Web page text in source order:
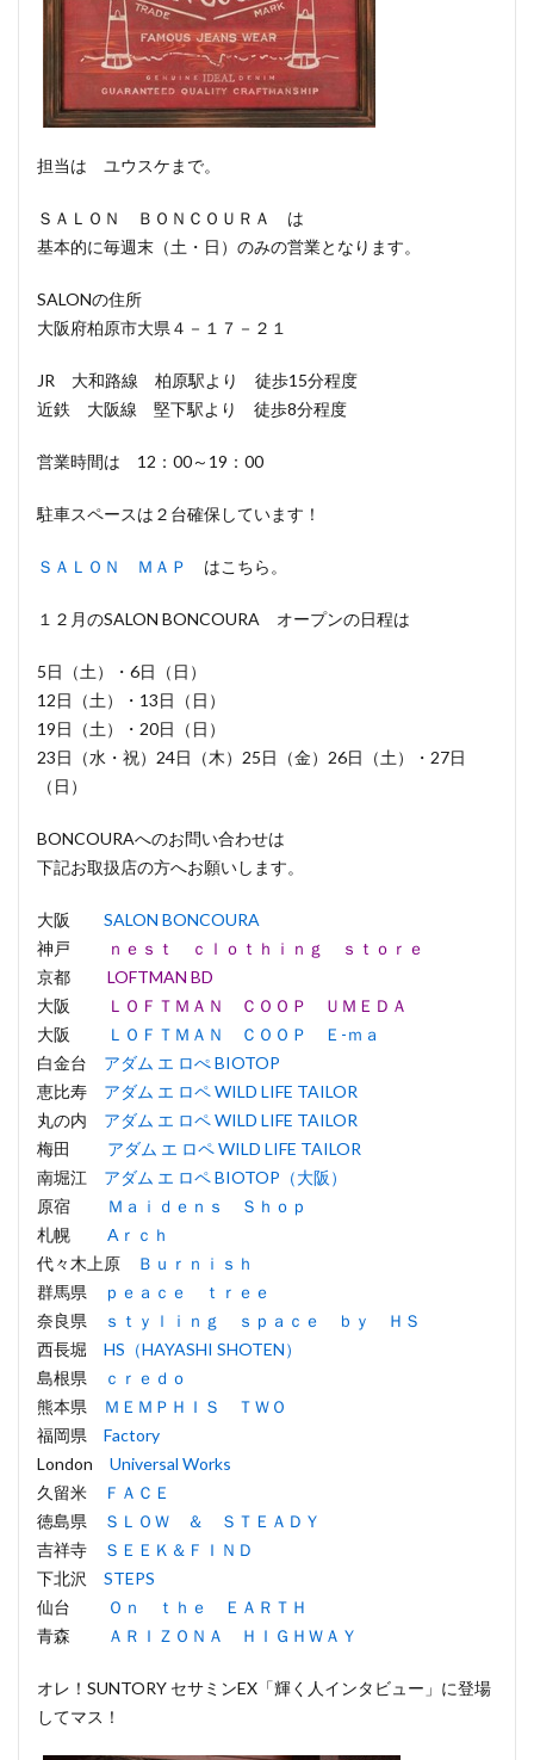
担当は ユウスケまで。
ＳＡＬＯＮ ＢＯＮＣＯＵＲＡ は
基本的に毎週末（土・日）のみの営業となります。
SALONの住所
大阪府柏原市大県４－１７－２１
JR 大和路線 柏原駅より 徒歩15分程度
近鉄 大阪線 堅下駅より 徒歩8分程度
営業時間は 12：00～19：00
駐車スペースは２台確保しています！
ＳＡＬＯＮ ＭＡＰ はこちら。
１２月のSALON BONCOURA オープンの日程は
5日（土）・6日（日）
12日（土）・13日（日）
19日（土）・20日（日）
23日（水・祝）24日（木）25日（金）26日（土）・27日
（日）
BONCOURAへのお問い合わせは
下記お取扱店の方へお願いします。
大阪 SALON BONCOURA
神戸
ｎｅｓｔ ｃｌｏｔｈｉｎｇ ｓｔｏｒｅ
京都 LOFTMAN BD
大阪
ＬＯＦＴＭＡＮ ＣＯＯＰ ＵＭＥＤＡ
大阪
ＬＯＦＴＭＡＮ ＣＯＯＰ Ｅ-ｍａ
白金台 アダム エ ロぺ BIOTOP
恵比寿 アダム エ ロペ WILD LIFE TAILOR
丸の内 アダム エ ロペ WILD LIFE TAILOR
梅田 アダム エ ロペ WILD LIFE TAILOR
南堀江 アダム エ ロペ BIOTOP（大阪）
原宿
Ｍａｉｄｅｎｓ Ｓｈｏｐ
札幌 Aｒｃｈ
代々木上原
Ｂｕｒｎｉｓｈ
群馬県
ｐｅａｃｅ ｔｒｅｅ
奈良県
ｓｔｙｌｉｎｇ ｓｐａｃｅ ｂｙ ＨＳ
西長堀 HS（HAYASHI SHOTEN）
島根県
ｃｒｅｄｏ
熊本県
ＭＥＭＰＨＩＳ ＴＷＯ
福岡県 Factory
London Universal Works
久留米
ＦＡＣＥ
徳島県
ＳＬＯＷ ＆ ＳＴＥＡＤＹ
吉祥寺
ＳＥＥＫ＆ＦＩＮＤ
下北沢 STEPS
仙台
Ｏｎ ｔｈｅ ＥＡＲＴＨ
青森
ＡＲＩＺＯＮＡ ＨＩＧＨＷＡＹ
オレ！SUNTORY セサミンEX「輝く人インタビュー」に登場
してマス！